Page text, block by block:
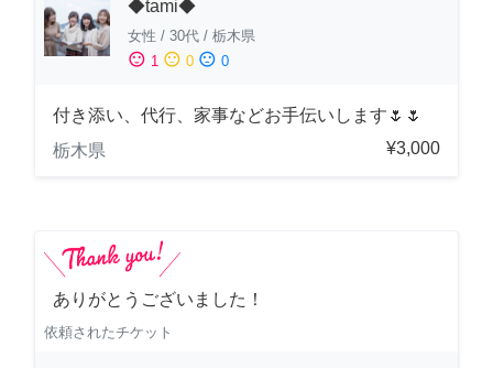
◆tami◆
女性 / 30代 / 栃木県
sentiment_satisfied 1 sentiment_neutral 0 sentiment_dissatisfied 0
付き添い、代行、家事などお手伝いします🌷🌷
栃木県
¥3,000
ありがとうございました！
依頼されたチケット